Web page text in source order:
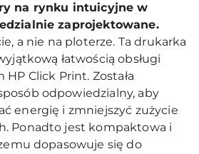
na rynku intuicyjne w
zaprojektowane.
a nie na ploterze. Ta drukarka
łatwością obsługi
Click Print. Została
odpowiedzialny, aby
energię i zmniejszyć zużycie
Ponadto jest kompaktowa i
dopasowuje się do